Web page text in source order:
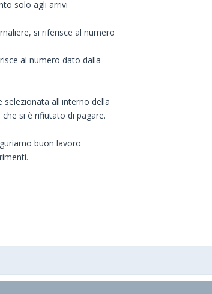
solo agli arrivi
si riferisce al numero
al numero dato dalla
selezionata all'interno della
si è rifiutato di pagare.
buon lavoro